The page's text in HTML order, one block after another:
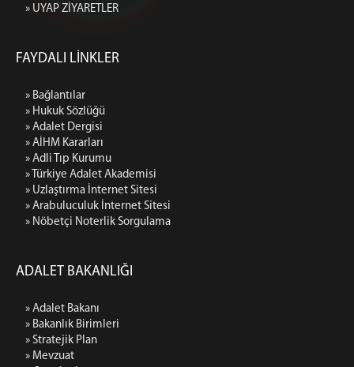
» UYAP ZİYARETLER
FAYDALI LİNKLER
» Bağlantılar
» Hukuk Sözlüğü
» Adalet Dergisi
» AİHM Kararları
» Adli Tıp Kurumu
» Türkiye Adalet Akademisi
» Uzlaştırma İnternet Sitesi
» Arabuluculuk İnternet Sitesi
» Nöbetçi Noterlik Sorgulama
ADALET BAKANLIĞI
» Adalet Bakanı
» Bakanlık Birimleri
» Stratejik Plan
» Mevzuat